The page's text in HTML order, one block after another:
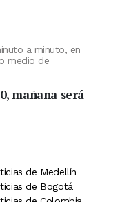
a minuto, en
medio de
mañana será
de Medellín
de Bogotá